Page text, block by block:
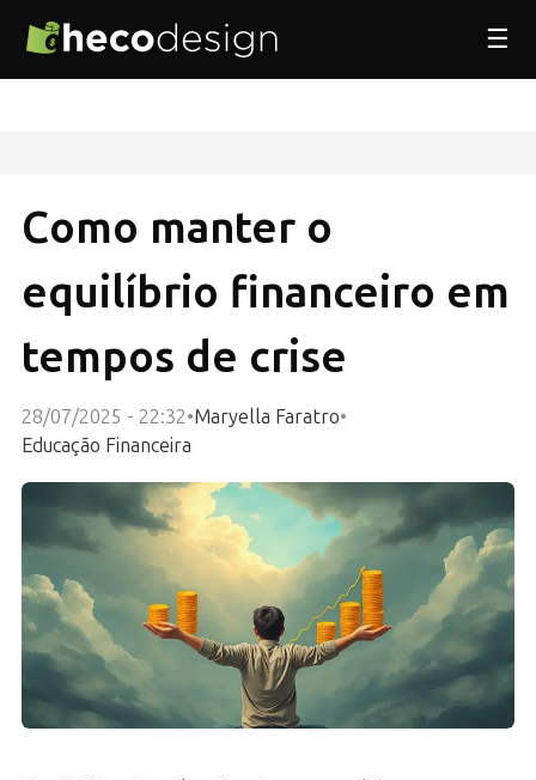
☰
Como manter o
equilíbrio financeiro em
tempos de crise
28/07/2025 - 22:32•Maryella Faratro•
Educação Financeira